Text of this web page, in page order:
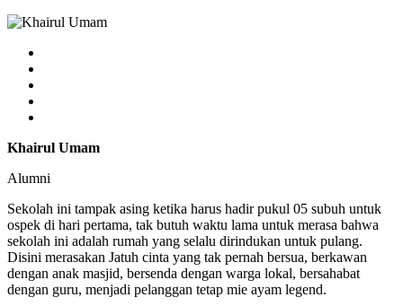
Khairul Umam
Alumni
Sekolah ini tampak asing ketika harus hadir pukul 05 subuh untuk
ospek di hari pertama, tak butuh waktu lama untuk merasa bahwa
sekolah ini adalah rumah yang selalu dirindukan untuk pulang.
Disini merasakan Jatuh cinta yang tak pernah bersua, berkawan
dengan anak masjid, bersenda dengan warga lokal, bersahabat
dengan guru, menjadi pelanggan tetap mie ayam legend.